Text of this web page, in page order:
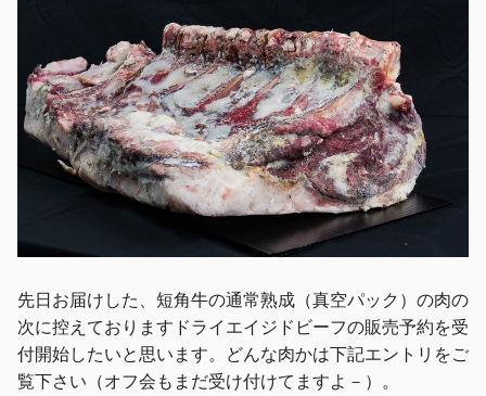
先日お届けした、短角牛の通常熟成（真空パック）の肉の
次に控えておりますドライエイジドビーフの販売予約を受
付開始したいと思います。どんな肉かは下記エントリをご
覧下さい（オフ会もまだ受け付けてますよ－）。